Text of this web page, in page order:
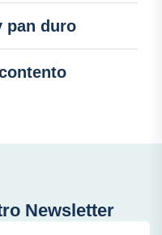
pan duro
Newsletter